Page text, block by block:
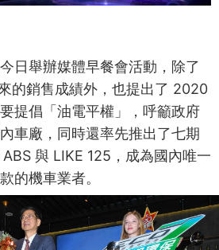
日舉辦媒體早餐會活動，除了
的銷售成績外，也提出了 2020
提倡「油電平權」，呼籲政府
車廠，同時還率先推出了七期
與 LIKE 125，成為國內唯一
的機車業者。